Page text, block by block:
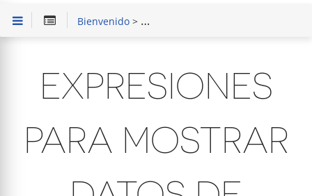
Bienvenido> Solución de Problemas
EXPRESIONES
PARA MOSTRAR